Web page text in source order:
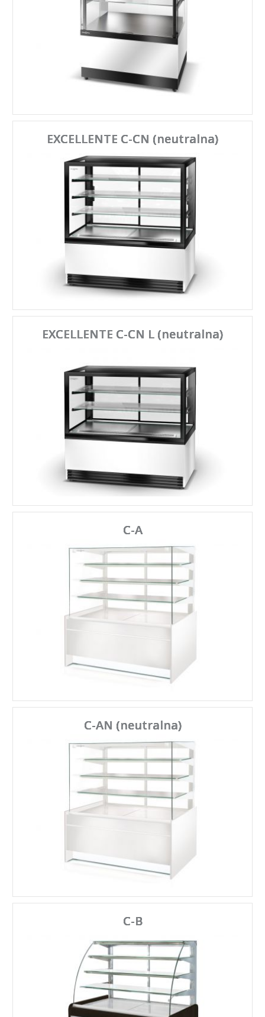
EXCELLENTE C-CN (neutralna)
EXCELLENTE C-CN L (neutralna)
C-A
C-AN (neutralna)
C-B